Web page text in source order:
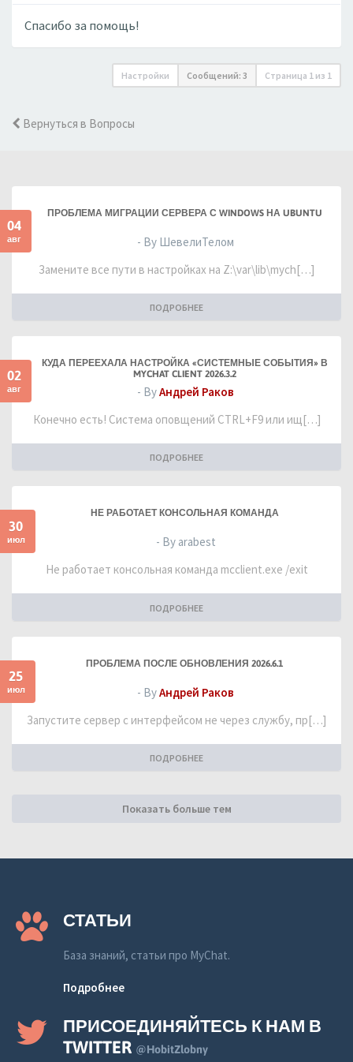
Спасибо за помощь!
Настройки Сообщений: 3 Страница 1 из 1
Вернуться в Вопросы
04
авг
ПРОБЛЕМА МИГРАЦИИ СЕРВЕРА С WINDOWS НА UBUNTU
- By ШевелиТелом
Замените все пути в настройках на Z:\var\lib\mych[…]
ПОДРОБНЕЕ
02
авг
КУДА ПЕРЕЕХАЛА НАСТРОЙКА «СИСТЕМНЫЕ СОБЫТИЯ» В
MYCHAT CLIENT 2026.3.2
- ByАндрей Раков
Конечно есть! Система оповщений CTRL+F9 или ищ[…]
ПОДРОБНЕЕ
30
июл
НЕ РАБОТАЕТ КОНСОЛЬНАЯ КОМАНДА
- By arabest
Не работает консольная команда mcclient.exe /exit
ПОДРОБНЕЕ
25
июл
ПРОБЛЕМА ПОСЛЕ ОБНОВЛЕНИЯ 2026.6.1
- ByАндрей Раков
Запустите сервер с интерфейсом не через службу, пр[…]
ПОДРОБНЕЕ
Показать больше тем
СТАТЬИ
База знаний, статьи про MyChat.
Подробнее
ПРИСОЕДИНЯЙТЕСЬ К НАМ В
TWITTER @HobitZlobny